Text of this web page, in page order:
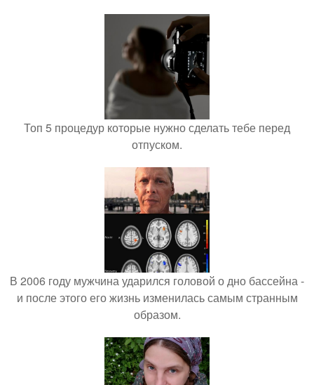
Топ 5 процедур которые нужно сделать тебе перед
отпуском.
В 2006 году мужчина ударился головой о дно бассейна -
и после этого его жизнь изменилась самым странным
образом.